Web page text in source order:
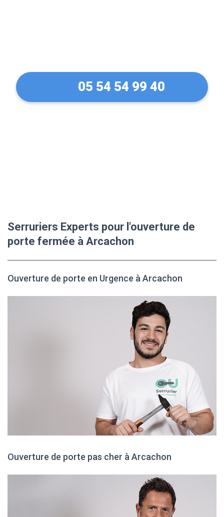
05 54 54 99 40
Serruriers Experts pour l'ouverture de
porte fermée à Arcachon
Ouverture de porte en Urgence à Arcachon
Ouverture de porte pas cher à Arcachon